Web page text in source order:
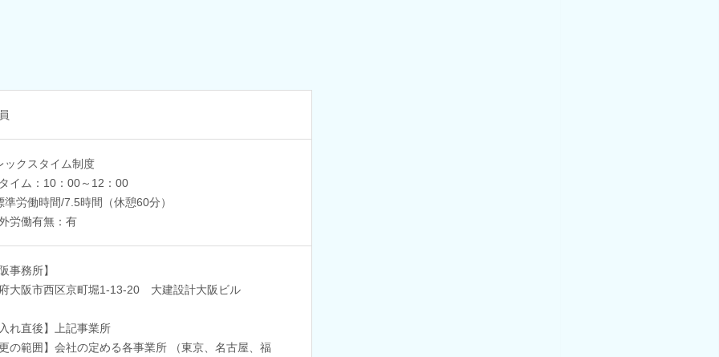
ックスタイム制度
イム：10：00～12：00
準労働時間/7.5時間（休憩60分）
労働有無：有
事務所】
大阪市西区京町堀1-13-20 大建設計大阪ビル
れ直後】上記事業所
の範囲】会社の定める各事業所 （東京、名古屋、福